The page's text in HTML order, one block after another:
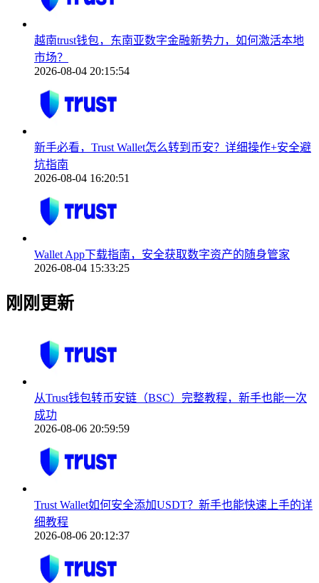
越南trust钱包，东南亚数字金融新势力，如何激活本地
市场？
2026-08-04 20:15:54
新手必看，Trust Wallet怎么转到币安？详细操作+安全避
坑指南
2026-08-04 16:20:51
Wallet App下载指南，安全获取数字资产的随身管家
2026-08-04 15:33:25
刚刚更新
从Trust钱包转币安链（BSC）完整教程，新手也能一次
成功
2026-08-06 20:59:59
Trust Wallet如何安全添加USDT？新手也能快速上手的详
细教程
2026-08-06 20:12:37